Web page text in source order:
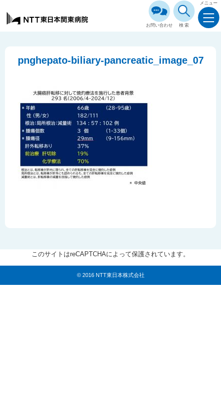
お問い合わせ 検索
メニュー
pnghepato-biliary-pancreatic_image_07
このサイトはreCAPTCHAによって保護されています。
© 2016 NTT東日本株式会社